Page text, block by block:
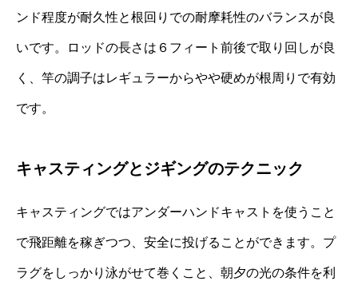
ンド程度が耐久性と根回りでの耐摩耗性のバランスが良
いです。ロッドの長さは６フィート前後で取り回しが良
く、竿の調子はレギュラーからやや硬めが根周りで有効
です。
キャスティングとジギングのテクニック
キャスティングではアンダーハンドキャストを使うこと
で飛距離を稼ぎつつ、安全に投げることができます。プ
ラグをしっかり泳がせて巻くこと、朝夕の光の条件を利